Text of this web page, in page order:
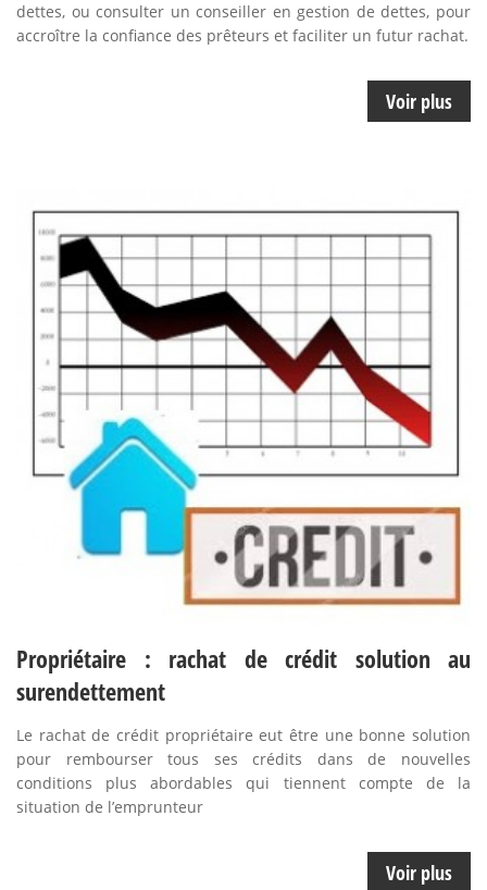
dettes, ou consulter un conseiller en gestion de dettes, pour
accroître la confiance des prêteurs et faciliter un futur rachat.
Voir plus
Propriétaire : rachat de crédit solution au
surendettement
Le rachat de crédit propriétaire eut être une bonne solution
pour rembourser tous ses crédits dans de nouvelles
conditions plus abordables qui tiennent compte de la
situation de l’emprunteur
Voir plus